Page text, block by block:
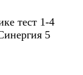
тест 1-4
5